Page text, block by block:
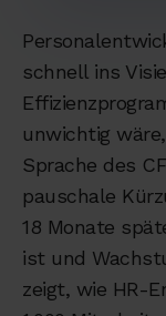
schnell ins
unwichtig
Sprache des
pauschale
18 Monate
ist und
zeigt, wie HR-